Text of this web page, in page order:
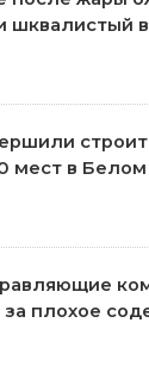
шквалистый
мест в
плохое